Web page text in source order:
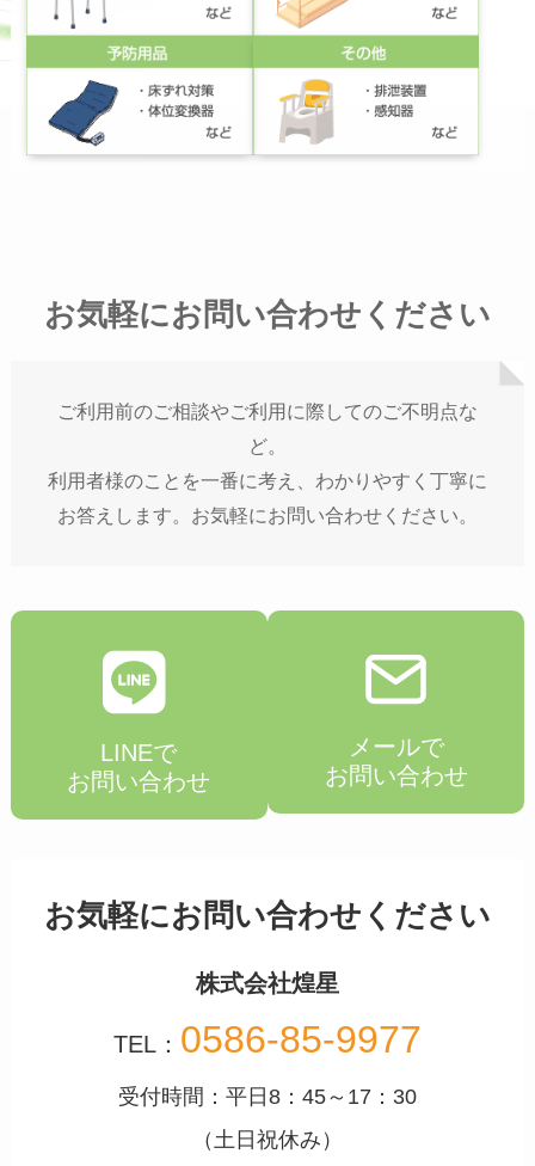
お気軽にお問い合わせください
ご利用前のご相談やご利用に際してのご不明点な
ど。
利用者様のことを一番に考え、わかりやすく丁寧に
お答えします。お気軽にお問い合わせください。
LINEで
お問い合わせ
メールで
お問い合わせ
お気軽にお問い合わせください
株式会社煌星
TEL： 0586-85-9977
受付時間：平日8：45～17：30
（土日祝休み）